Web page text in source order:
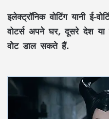
इलेक्ट्रॉनिक वोटिंग यानी ई-
वोटर्स अपने घर, दूसरे देश
वोट डाल सकते हैं.